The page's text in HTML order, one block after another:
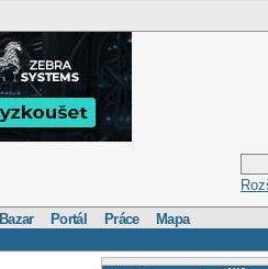
Bazar Portál Práce Mapa